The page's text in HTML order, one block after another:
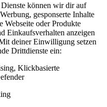
können wir dir auf
gesponserte Inhalte
Webseite oder Produkte
Einkaufsverhalten anzeigen
deiner Einwilligung setzen
Drittdienste ein:
Klickbasierte